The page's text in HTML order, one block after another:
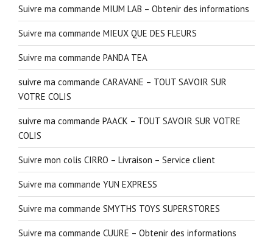
Suivre ma commande MIUM LAB – Obtenir des informations
Suivre ma commande MIEUX QUE DES FLEURS
Suivre ma commande PANDA TEA
suivre ma commande CARAVANE – TOUT SAVOIR SUR
VOTRE COLIS
suivre ma commande PAACK – TOUT SAVOIR SUR VOTRE
COLIS
Suivre mon colis CIRRO – Livraison – Service client
Suivre ma commande YUN EXPRESS
Suivre ma commande SMYTHS TOYS SUPERSTORES
Suivre ma commande CUURE – Obtenir des informations